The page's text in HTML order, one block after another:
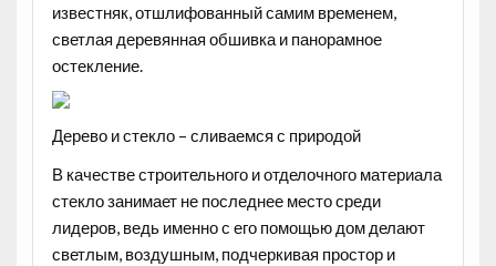
известняк, отшлифованный самим временем,
светлая деревянная обшивка и панорамное
остекление.
Дерево и стекло – сливаемся с природой
В качестве строительного и отделочного материала
стекло занимает не последнее место среди
лидеров, ведь именно с его помощью дом делают
светлым, воздушным, подчеркивая простор и